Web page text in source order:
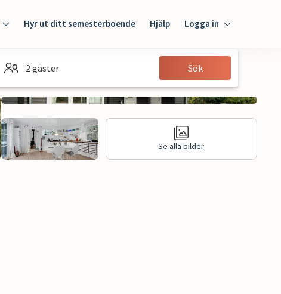
Hyr ut ditt semesterboende Hjälp Logga in
Gäst
2 gäster Sök
Se alla bilder